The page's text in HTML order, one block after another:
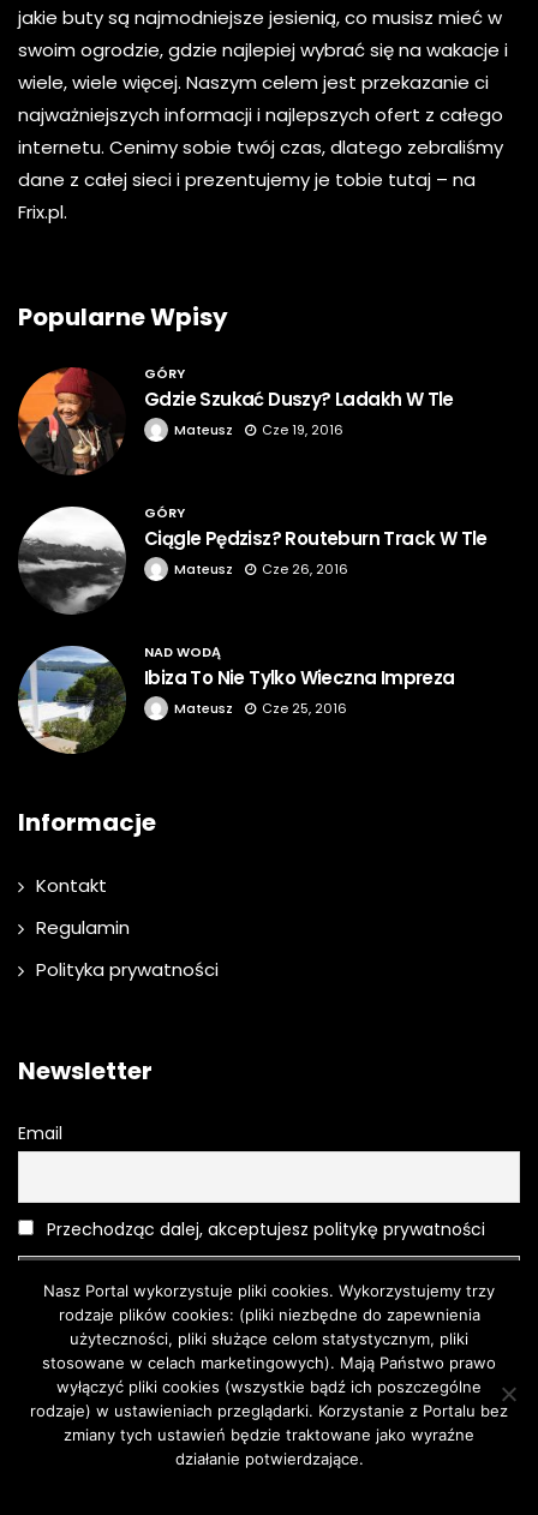
jakie buty są najmodniejsze jesienią, co musisz mieć w
swoim ogrodzie, gdzie najlepiej wybrać się na wakacje i
wiele, wiele więcej. Naszym celem jest przekazanie ci
najważniejszych informacji i najlepszych ofert z całego
internetu. Cenimy sobie twój czas, dlatego zebraliśmy
dane z całej sieci i prezentujemy je tobie tutaj – na
Frix.pl.
Popularne Wpisy
GÓRY
Gdzie Szukać Duszy? Ladakh W Tle
Mateusz Cze 19, 2016
GÓRY
Ciągle Pędzisz? Routeburn Track W Tle
Mateusz Cze 26, 2016
NAD WODĄ
Ibiza To Nie Tylko Wieczna Impreza
Mateusz Cze 25, 2016
Informacje
Kontakt
Regulamin
Polityka prywatności
Newsletter
Email
Przechodząc dalej, akceptujesz politykę prywatności
Moda O urodzie Kosmetyki Pielęgnacja
Moda męska
Nasz Portal wykorzystuje pliki cookies. Wykorzystujemy trzy
rodzaje plików cookies: (pliki niezbędne do zapewnienia
użyteczności, pliki służące celom statystycznym, pliki
stosowane w celach marketingowych). Mają Państwo prawo
wyłączyć pliki cookies (wszystkie bądź ich poszczególne
rodzaje) w ustawieniach przeglądarki. Korzystanie z Portalu bez
zmiany tych ustawień będzie traktowane jako wyraźne
działanie potwierdzające.